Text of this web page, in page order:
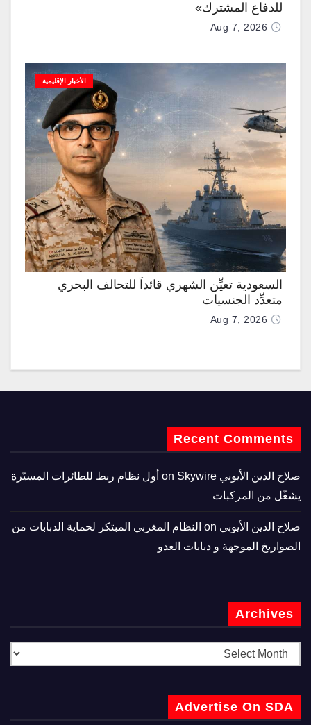
للدفاع المشترك»
Aug 7, 2026
الأخبار الإقليمية
السعودية تعيِّن الشهري قائداً للتحالف البحري
متعدِّد الجنسيات
Aug 7, 2026
Recent Comments
صلاح الدين الأيوبي
Skywire أول نظام ربط للطائرات المسيّرة
يشغّل من المركبات
صلاح الدين الأيوبي
النظام المغربي المبتكر لحماية الدبابات من
الصواريخ الموجهة و دبابات العدو
Archives
Advertise On SDA